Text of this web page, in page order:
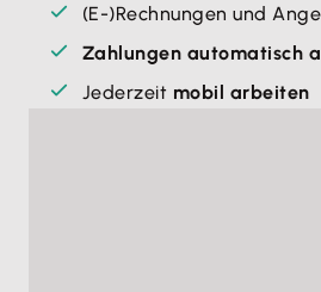
(E-)Rechnungen und
Zahlungen automatisch
Jederzeit mobil arbeiten